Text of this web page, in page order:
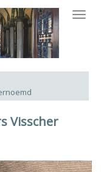
Visscher